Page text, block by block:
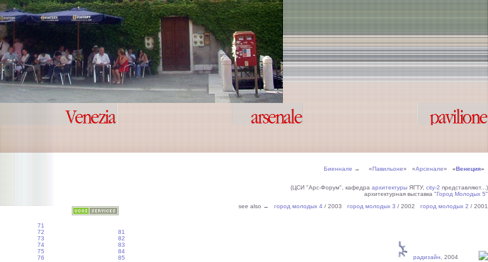
Биеннале → «Павильоне» «Арсенале» «Венеция»
(ЦСИ "Арс-Форум", кафедра архитектуры ЯГТУ, city-2 представляют...)
архитектурная выставка "Город Молодых 5"
see also → город молодых 4 / 2003 город молодых 3 / 2002 город молодых 2 / 2001
71
72
73
74
75
76
81
82
83
84
85
радизайн, 2004